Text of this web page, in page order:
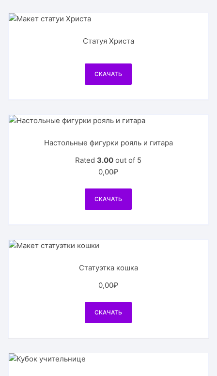
Статуя Христа
СКАЧАТЬ
Настольные фигурки рояль и гитара
Rated 3.00 out of 5
0,00₽
СКАЧАТЬ
Статуэтка кошка
0,00₽
СКАЧАТЬ